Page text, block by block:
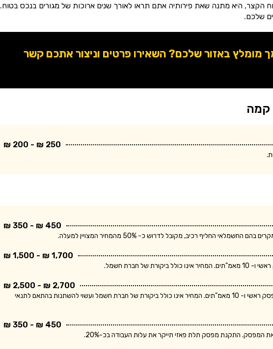
הקצר, היא מתנה שאת פירותיה אתם תראו לאורך שנים ארוכות של מגורים בנכס בטוח.
שלכם.
באזור שלכם? השאירו פרטים וניצור אתכם קשר
קמה
250 ₪ - 200 ₪
450 ₪ - 350 ₪
החליף רכיב, מקובל לדרוש כ- 50% מהמחיר המצויין למעלה.
1,700 ₪ - 1,500 ₪
של חברת חשמל.
2,700 ₪ - 2,500 ₪
המחיר מתייחס ללוח חשמל תלת פאזי הכולל מפסק ראשי ו- 10 מאמ"תים. המחיר אינו כולל ביקורת של חברת חשמל ועשוי להשתנות בהתאם לתנאי
450 ₪ - 350 ₪
המפסק. התקנת מפסק תלת פאזי תייקר את עלות העבודה בכ-20%.